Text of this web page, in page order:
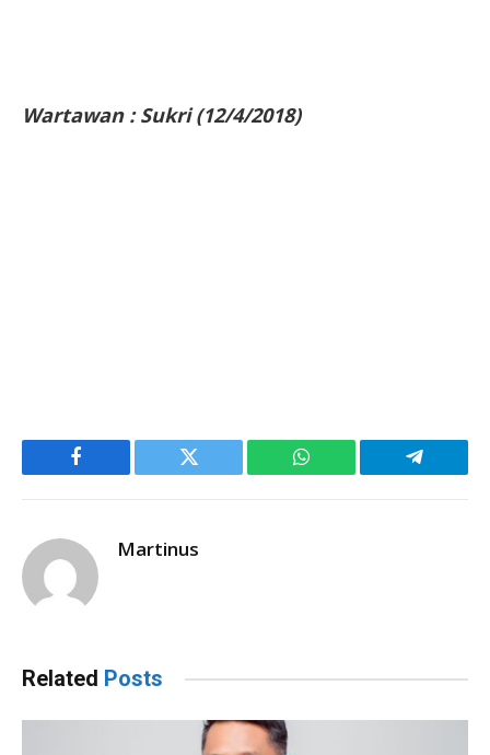
Wartawan : Sukri (12/4/2018)
Facebook Twitter WhatsApp Telegram
Martinus
Related Posts